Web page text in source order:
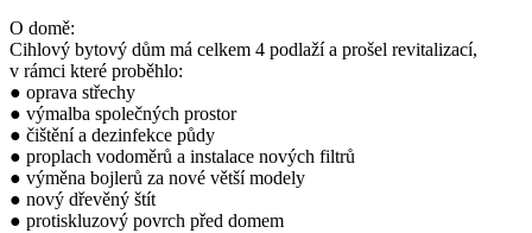
O domě:
Cihlový bytový dům má celkem 4 podlaží a prošel revitalizací,
v rámci které proběhlo:
● oprava střechy
● výmalba společných prostor
● čištění a dezinfekce půdy
● proplach vodoměrů a instalace nových filtrů
● výměna bojlerů za nové větší modely
● nový dřevěný štít
● protiskluzový povrch před domem